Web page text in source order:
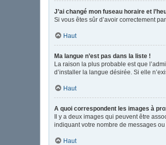
J’ai changé mon fuseau horaire et
Si vous êtes sûr d’avoir correctement
Haut
Ma langue n’est pas dans la liste !
La raison la plus probable est que
d’installer la langue désirée. Si elle
Haut
A quoi correspondent les images à
Il y a deux images qui peuvent être
indiquant votre nombre de messages
Haut